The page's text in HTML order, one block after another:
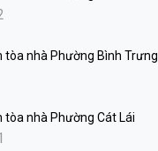
tòa nhà Phường Bình Trưng
tòa nhà Phường Cát Lái